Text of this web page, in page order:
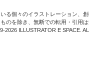
る個々のイラストレーション、
のを除き、無断での転用・引用
2026 ILLUSTRATOR E SPACE.